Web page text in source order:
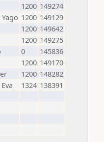
1200 149274
1200 149129
1200 149642
1200 149275
0
145836
1200 149170
1200 148282
1324 138391